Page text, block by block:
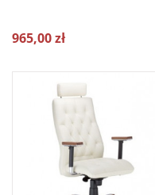
965,00 zł